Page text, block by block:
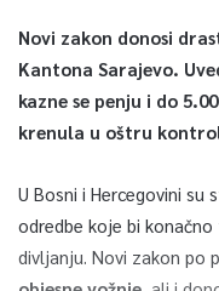
Novi zakon donosi
Kantona Sarajevo.
kazne se penju i do
krenula u oštru
U Bosni i Hercegovini su
odredbe koje bi
divljanju. Novi zakon po